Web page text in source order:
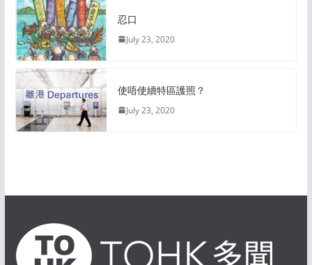
忍口
July 23, 2020
使唔使續特區護照？
July 23, 2020